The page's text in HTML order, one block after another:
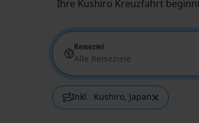
Ihre Kushiro Kreuzfahrt
Reiseziel
Alle Reiseziele
Inkl.: Kushiro, Japan